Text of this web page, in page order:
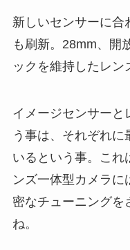
新しいセンサーに合
も刷新。28mm、開
ックを維持したレン
イメージセンサーと
う事は、それぞれに
いるという事。これ
ンズ一体型カメラに
密なチューニングを
ね。